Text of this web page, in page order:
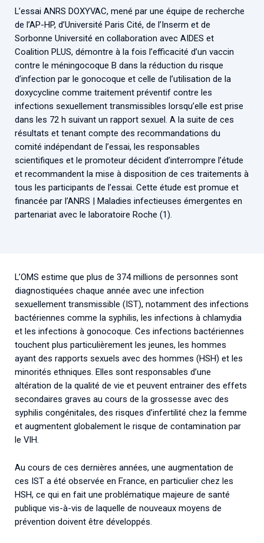
Associations de patient.e.s
Collaboration avec les acteurs communautaires
Cellule Émergence mpox
Ouverte depuis décembre 2023, pour suivre l'épidémie
en RDC, elle reste active suite à des cas à Mayotte et à
La Réunion.
Cellules Émergence
Retrouvez toutes les cellules Émergence, actives ou
inactives.
L’essai ANRS DOXYVAC, mené par une équipe de recherche
de l’AP-HP, d’Université Paris Cité, de l’Inserm et de
Sorbonne Université en collaboration avec AIDES et
Coalition PLUS, démontre à la fois l’efficacité d’un vaccin
contre le méningocoque B dans la réduction du risque
d’infection par le gonocoque et celle de l’utilisation de la
doxycycline comme traitement préventif contre les
infections sexuellement transmissibles lorsqu’elle est prise
dans les 72 h suivant un rapport sexuel. A la suite de ces
résultats et tenant compte des recommandations du
comité indépendant de l’essai, les responsables
scientifiques et le promoteur décident d’interrompre l’étude
et recommandent la mise à disposition de ces traitements à
tous les participants de l’essai. Cette étude est promue et
financée par l’ANRS | Maladies infectieuses émergentes en
partenariat avec le laboratoire Roche (1).
L’OMS estime que plus de 374 millions de personnes sont
diagnostiquées chaque année avec une infection
sexuellement transmissible (IST), notamment des infections
bactériennes comme la syphilis, les infections à chlamydia
et les infections à gonocoque. Ces infections bactériennes
touchent plus particulièrement les jeunes, les hommes
ayant des rapports sexuels avec des hommes (HSH) et les
minorités ethniques. Elles sont responsables d’une
altération de la qualité de vie et peuvent entrainer des effets
secondaires graves au cours de la grossesse avec des
syphilis congénitales, des risques d’infertilité chez la femme
et augmentent globalement le risque de contamination par
le VIH.
Au cours de ces dernières années, une augmentation de
ces IST a été observée en France, en particulier chez les
HSH, ce qui en fait une problématique majeure de santé
publique vis-à-vis de laquelle de nouveaux moyens de
prévention doivent être développés.